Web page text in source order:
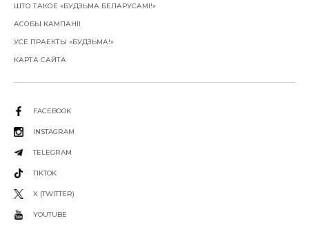
ШТО ТАКОЕ «БУДЗЬМА БЕЛАРУСАМІ!»
АСОБЫ КАМПАНІІ
УСЕ ПРАЕКТЫ «БУДЗЬМА!»
КАРТА САЙТА
FACEBOOK
INSTAGRAM
TELEGRAM
TIKTOK
X (TWITTER)
YOUTUBE